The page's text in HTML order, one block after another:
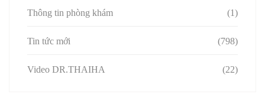
Thông tin phòng khám (1)
Tin tức mới (798)
Video DR.THAIHA (22)